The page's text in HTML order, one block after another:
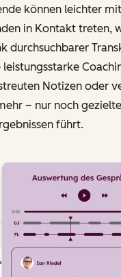
können leichter
in Kontakt treten,
durchsuchbarer
leistungsstarke
Notizen oder
– nur noch
führt.